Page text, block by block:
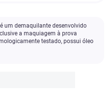
um demaquilante desenvolvido
a maquiagem à prova
testado, possui óleo